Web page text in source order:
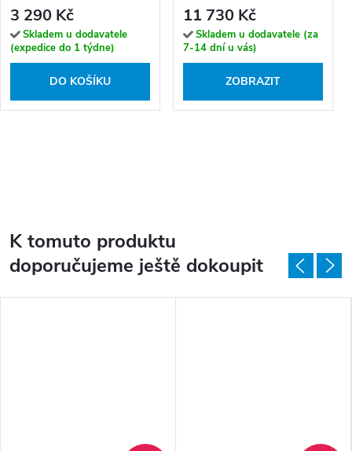
vaničky
3 290 Kč
Skladem u dodavatele
(expedice do 1 týdne)
DO KOŠÍKU
cm - bez vaničky
11 730 Kč
Skladem u dodavatele (za
7-14 dní u vás)
ZOBRAZIT
K tomuto produktu
doporučujeme ještě dokoupit